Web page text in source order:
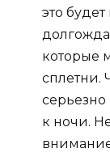
это
которые
сплетни.
к ночи.